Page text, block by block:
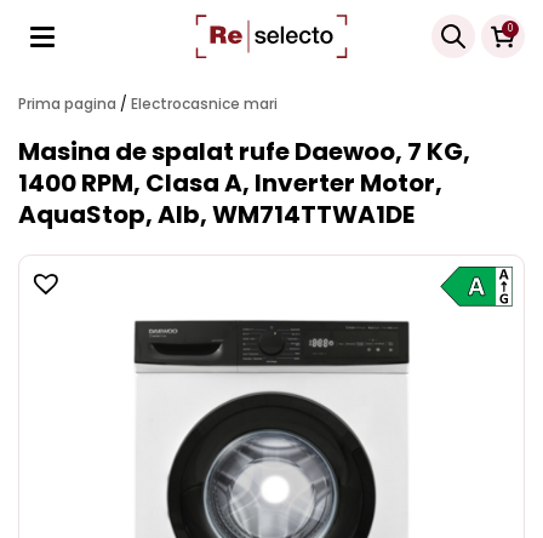
0
Products
search
Prima pagina / Electrocasnice mari
Masina de spalat rufe Daewoo, 7 KG,
1400 RPM, Clasa A, Inverter Motor,
AquaStop, Alb, WM714TTWA1DE